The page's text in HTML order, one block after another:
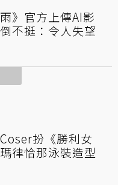
》官方上傳AI影
不挺：令人失望
扮《勝利女
律恰那泳裝造型